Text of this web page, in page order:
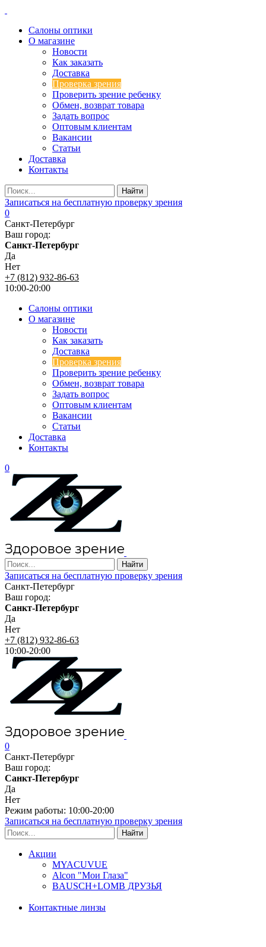
Салоны оптики
О магазине
Новости
Как заказать
Доставка
Проверка зрения
Проверить зрение ребенку
Обмен, возврат товара
Задать вопрос
Оптовым клиентам
Вакансии
Статьи
Доставка
Контакты
Записаться на бесплатную проверку зрения
0
Санкт-Петербург
Ваш город:
Санкт-Петербург
Да
Нет
+7 (812) 932-86-63
10:00-20:00
Салоны оптики
О магазине
Новости
Как заказать
Доставка
Проверка зрения
Проверить зрение ребенку
Обмен, возврат товара
Задать вопрос
Оптовым клиентам
Вакансии
Статьи
Доставка
Контакты
0
Записаться на бесплатную проверку зрения
Санкт-Петербург
Ваш город:
Санкт-Петербург
Да
Нет
+7 (812) 932-86-63
10:00-20:00
0
Санкт-Петербург
Ваш город:
Санкт-Петербург
Да
Нет
Режим работы: 10:00-20:00
Записаться на бесплатную проверку зрения
Акции
MYACUVUE
Alcon "Мои Глаза"
BAUSCH+LOMB ДРУЗЬЯ
Контактные линзы